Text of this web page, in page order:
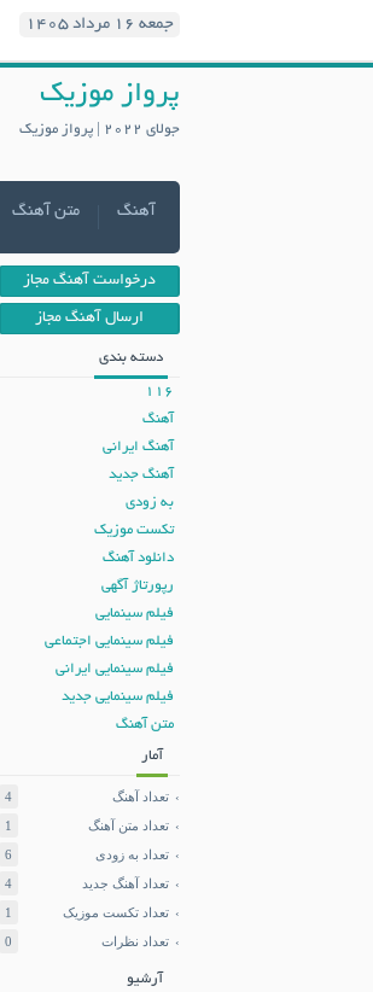
جمعه ۱۶ مرداد ۱۴۰۵
پرواز موزیک
جولای 2022 | پرواز موزیک
آهنگ متن آهنگ
درخواست آهنگ مجاز
ارسال آهنگ مجاز
دسته بندی
116
آهنگ
آهنگ ایرانی
آهنگ جدید
به زودی
تکست موزیک
دانلود آهنگ
رپورتاژ آگهی
فیلم سینمایی
فیلم سینمایی اجتماعی
فیلم سینمایی ایرانی
فیلم سینمایی جدید
متن آهنگ
آمار
تعداد آهنگ
4
تعداد متن آهنگ
1
تعداد به زودی
6
تعداد آهنگ جدید
4
تعداد تکست موزیک
1
تعداد نظرات
0
آرشیو